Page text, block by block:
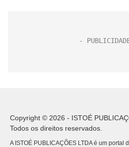
Copyright © 2026 - ISTOÉ
Todos os direitos reservados.
A ISTOÉ PUBLICAÇÕES LTDA é um portal